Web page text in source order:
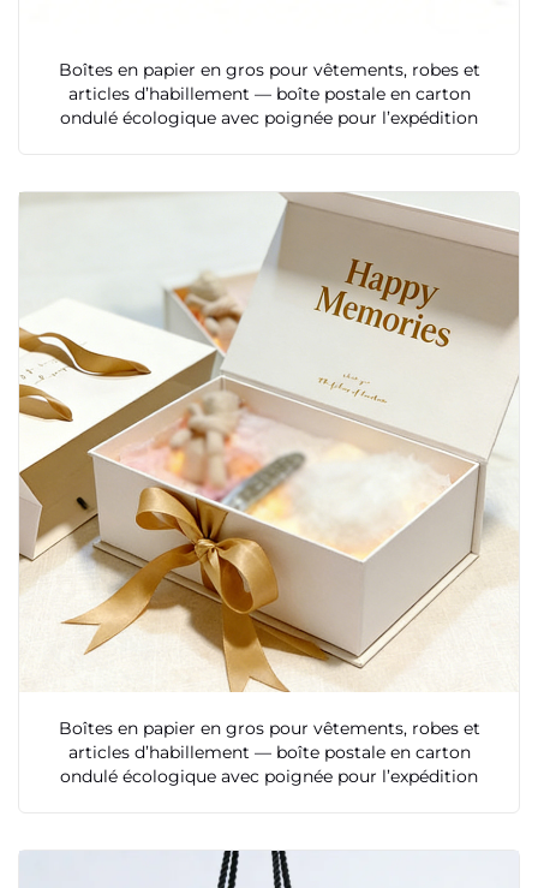
Boîtes en papier en gros pour vêtements, robes et
articles d’habillement — boîte postale en carton
ondulé écologique avec poignée pour l’expédition
Boîtes en papier en gros pour vêtements, robes et
articles d’habillement — boîte postale en carton
ondulé écologique avec poignée pour l’expédition